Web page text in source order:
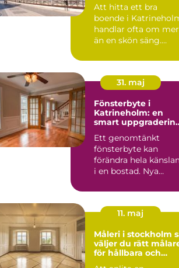
Att hitta ett bra
boende i
handlar ofta om mer
än en skön säng.
sta...
31. maj
Fönsterbyte i
Katrineholm: en
smart
Ett genomtänkt
fönsterbyte kan
förändra hela
i en bostad. Nya
11. maj
Måleri i stockholm så
väljer du rätt
för hållbara och